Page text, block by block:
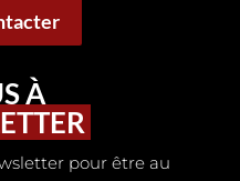
À
pour être au